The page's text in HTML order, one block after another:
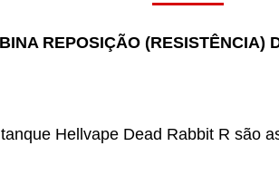
REPOSIÇÃO (RESISTÊNCIA)
Hellvape Dead Rabbit R são